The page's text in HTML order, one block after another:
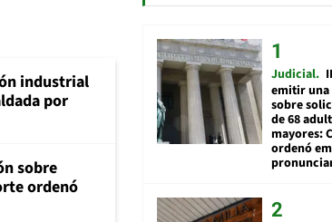
industrial
por
sobre
ordenó
Judicial
emitir
sobre
de 68
mayores:
ordenó